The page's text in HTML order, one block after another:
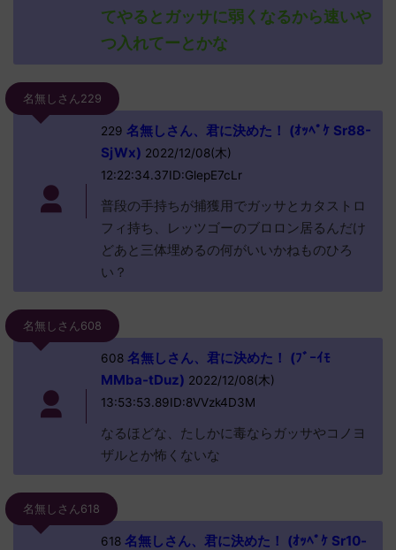
てやるとガッサに弱くなるから速いや
つ入れてーとかな
名無しさん229
229 名無しさん、君に決めた！ (ｵｯﾍﾟｹ Sr88-
SjWx) 2022/12/08(木)
12:22:34.37ID:GlepE7cLr
普段の手持ちが捕獲用でガッサとカタストロ
フィ持ち、レッツゴーのブロロン居るんだけ
どあと三体埋めるの何がいいかねものひろ
い？
名無しさん608
608名無しさん、君に決めた！ (ﾌﾞｰｲﾓ
MMba-tDuz) 2022/12/08(木)
13:53:53.89ID:8VVzk4D3M
なるほどな、たしかに毒ならガッサやコノヨ
ザルとか怖くないな
名無しさん618
618名無しさん、君に決めた！ (ｵｯﾍﾟｹ Sr10-